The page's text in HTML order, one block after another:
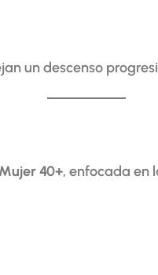
un descenso
40+, enfocada en